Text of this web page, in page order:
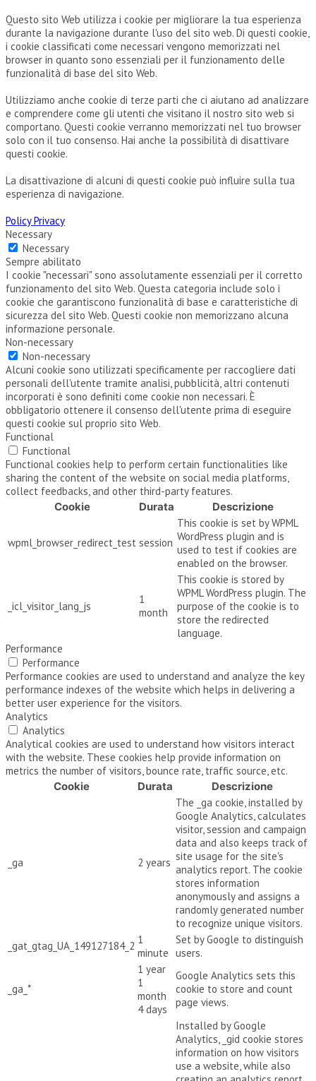
Questo sito Web utilizza i cookie per migliorare la tua esperienza
durante la navigazione durante l'uso del sito web. Di questi cookie,
i cookie classificati come necessari vengono memorizzati nel
browser in quanto sono essenziali per il funzionamento delle
funzionalità di base del sito Web.
Utilizziamo anche cookie di terze parti che ci aiutano ad analizzare
e comprendere come gli utenti che visitano il nostro sito web si
comportano. Questi cookie verranno memorizzati nel tuo browser
solo con il tuo consenso. Hai anche la possibilità di disattivare
questi cookie.
La disattivazione di alcuni di questi cookie può influire sulla tua
esperienza di navigazione.
Policy Privacy
Necessary
Necessary
Sempre abilitato
I cookie "necessari" sono assolutamente essenziali per il corretto
funzionamento del sito Web. Questa categoria include solo i
cookie che garantiscono funzionalità di base e caratteristiche di
sicurezza del sito Web. Questi cookie non memorizzano alcuna
informazione personale.
Non-necessary
Non-necessary
Alcuni cookie sono utilizzati specificamente per raccogliere dati
personali dell'utente tramite analisi, pubblicità, altri contenuti
incorporati è sono definiti come cookie non necessari. È
obbligatorio ottenere il consenso dell'utente prima di eseguire
questi cookie sul proprio sito Web.
Functional
Functional
Functional cookies help to perform certain functionalities like
sharing the content of the website on social media platforms,
collect feedbacks, and other third-party features.
Cookie
Durata Descrizione
wpml_browser_redirect_test session
This cookie is set by WPML
WordPress plugin and is
used to test if cookies are
enabled on the browser.
_icl_visitor_lang_js
1
month
This cookie is stored by
WPML WordPress plugin. The
purpose of the cookie is to
store the redirected
language.
Performance
Performance
Performance cookies are used to understand and analyze the key
performance indexes of the website which helps in delivering a
better user experience for the visitors.
Analytics
Analytics
Analytical cookies are used to understand how visitors interact
with the website. These cookies help provide information on
metrics the number of visitors, bounce rate, traffic source, etc.
Cookie
Durata Descrizione
_ga 2 years
The _ga cookie, installed by
Google Analytics, calculates
visitor, session and campaign
data and also keeps track of
site usage for the site's
analytics report. The cookie
stores information
anonymously and assigns a
randomly generated number
to recognize unique visitors.
_gat_gtag_UA_149127184_2 1
minute
Set by Google to distinguish
users.
_ga_*
1 year
1
month
4 days
Google Analytics sets this
cookie to store and count
page views.
Installed by Google
Analytics, _gid cookie stores
information on how visitors
use a website, while also